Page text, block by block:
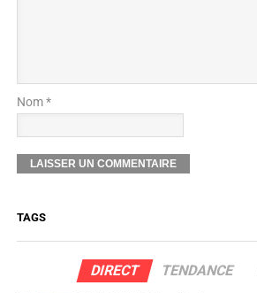
Nom *
TAGS
DIRECT TENDANCE